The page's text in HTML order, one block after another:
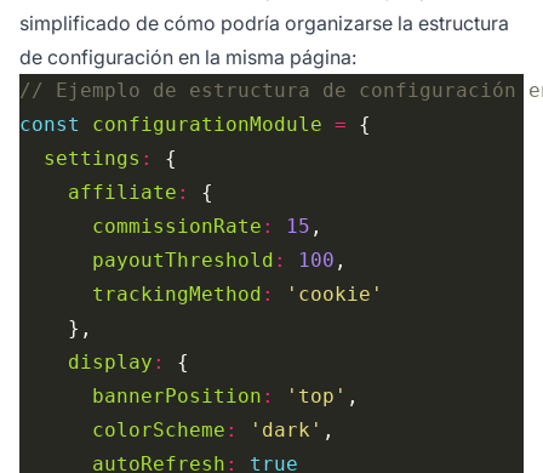
simplificado de cómo podría organizarse la estructura
de configuración en la misma página:
const configurationModule =
settings :
affiliate :
commissionRate : 15
payoutThreshold : 100
trackingMethod :
'cookie'
display :
bannerPosition : 'top'
colorScheme : 'dark'
autoRefresh : true